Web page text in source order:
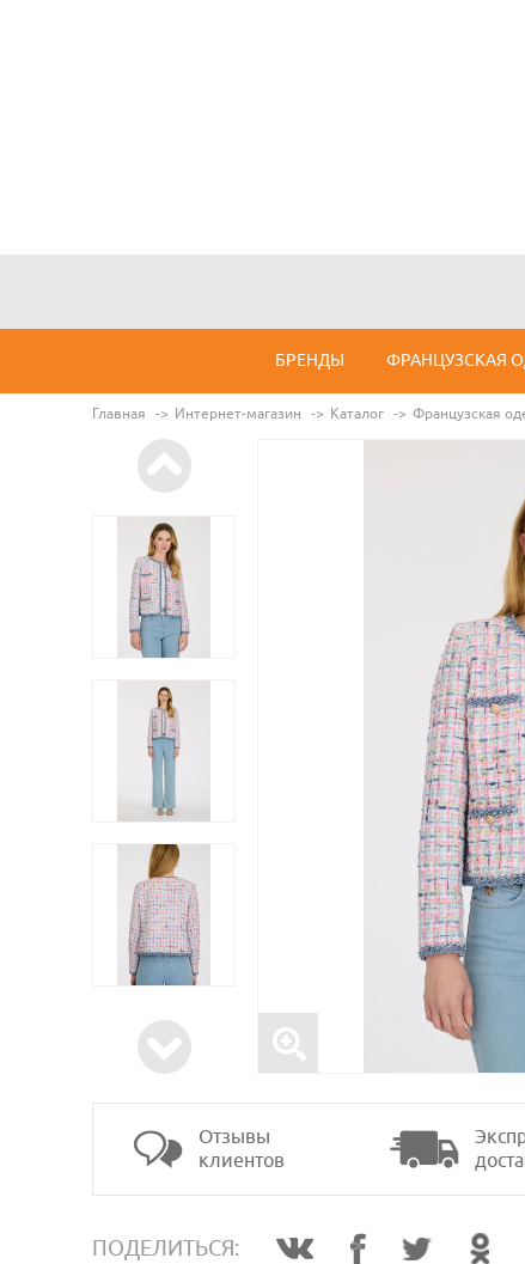
БРЕНДЫ ФРАНЦУЗСКАЯ
Главная Интернет-магазин Каталог Французская
Отзывы
клиентов
ПОДЕЛИТЬСЯ: >